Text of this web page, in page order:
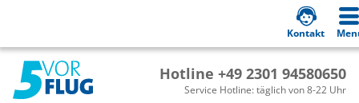
Hotline +49 2301 94580650
Service Hotline: täglich von 8-22 Uhr
Kontakt